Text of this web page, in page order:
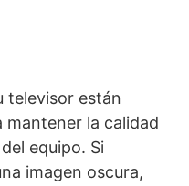
televisor están
mantener la calidad
equipo. Si
imagen oscura,